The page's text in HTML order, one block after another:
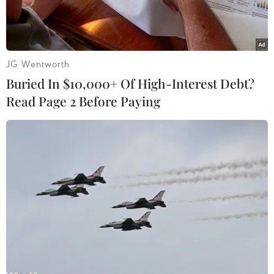
Thủ tướng mới của Sudan.
Thủ tướng mới của Sudan Kamil Idris đã chính thức tuyên thệ
nhậm chức. (Nguồn: AA)
Ngày 31/5, Thủ tướng mới của Sudan Kamil
JG Wentworth
Buried In $10,000+ Of High-Interest Debt?
Read Page 2 Before Paying